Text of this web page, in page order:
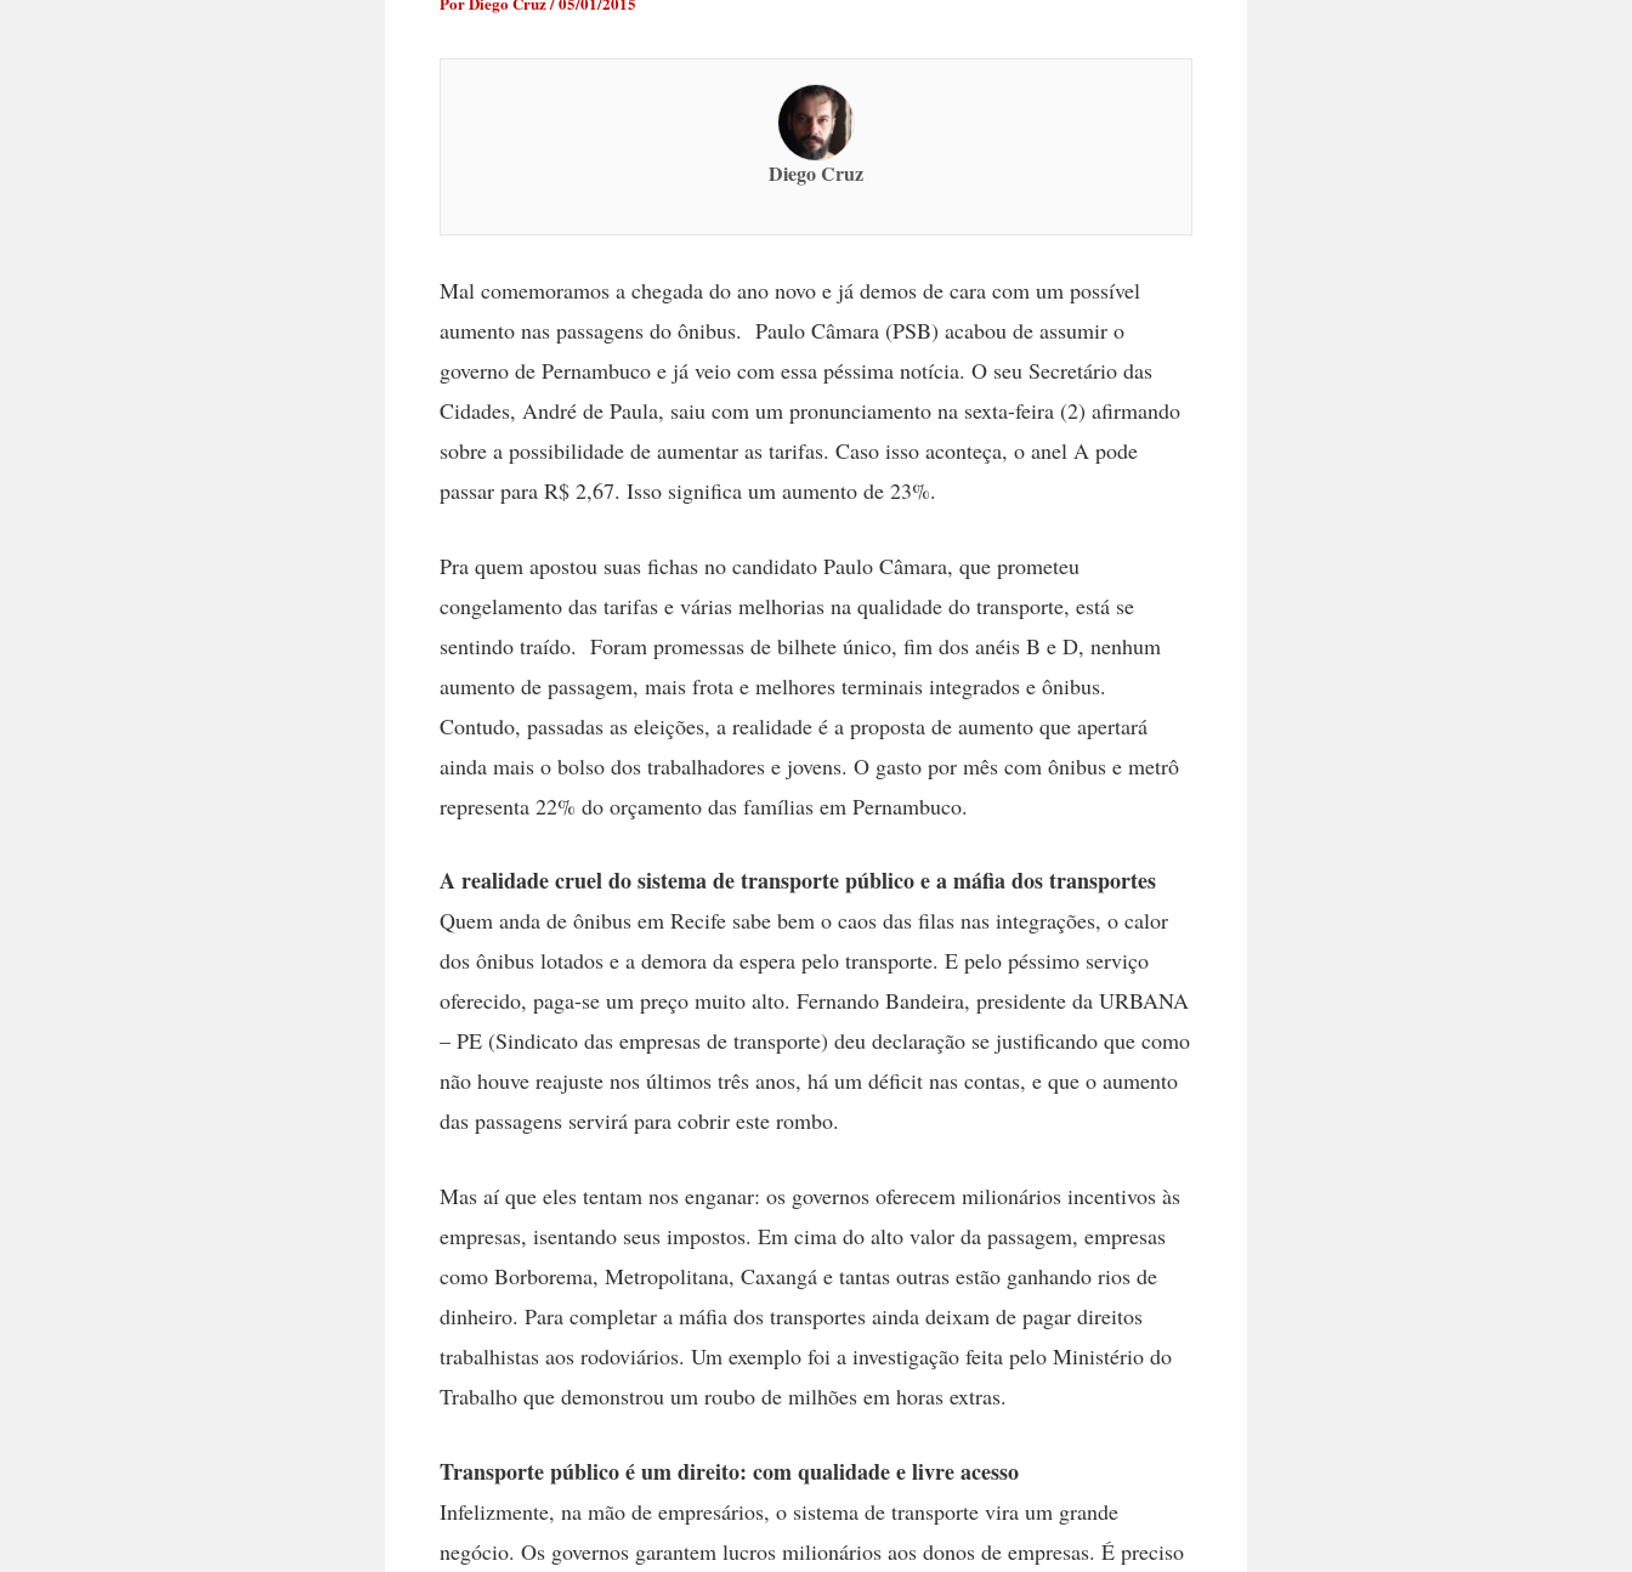
Diego Cruz
Mal comemoramos a chegada do ano novo e já demos de cara com um possível
aumento nas passagens do ônibus. Paulo Câmara (PSB) acabou de assumir o
governo de Pernambuco e já veio com essa péssima notícia. O seu Secretário das
Cidades, André de Paula, saiu com um pronunciamento na sexta-feira (2) afirmando
sobre a possibilidade de aumentar as tarifas. Caso isso aconteça, o anel A pode
passar para R$ 2,67. Isso significa um aumento de 23%.
Pra quem apostou suas fichas no candidato Paulo Câmara, que prometeu
congelamento das tarifas e várias melhorias na qualidade do transporte, está se
sentindo traído. Foram promessas de bilhete único, fim dos anéis B e D, nenhum
aumento de passagem, mais frota e melhores terminais integrados e ônibus.
Contudo, passadas as eleições, a realidade é a proposta de aumento que apertará
ainda mais o bolso dos trabalhadores e jovens. O gasto por mês com ônibus e metrô
representa 22% do orçamento das famílias em Pernambuco.
A realidade cruel do sistema de transporte público e a máfia dos transportes
Quem anda de ônibus em Recife sabe bem o caos das filas nas integrações, o calor
dos ônibus lotados e a demora da espera pelo transporte. E pelo péssimo serviço
oferecido, paga-se um preço muito alto. Fernando Bandeira, presidente da URBANA
– PE (Sindicato das empresas de transporte) deu declaração se justificando que como
não houve reajuste nos últimos três anos, há um déficit nas contas, e que o aumento
das passagens servirá para cobrir este rombo.
Mas aí que eles tentam nos enganar: os governos oferecem milionários incentivos às
empresas, isentando seus impostos. Em cima do alto valor da passagem, empresas
como Borborema, Metropolitana, Caxangá e tantas outras estão ganhando rios de
dinheiro. Para completar a máfia dos transportes ainda deixam de pagar direitos
trabalhistas aos rodoviários. Um exemplo foi a investigação feita pelo Ministério do
Trabalho que demonstrou um roubo de milhões em horas extras.
Transporte público é um direito: com qualidade e livre acesso
Infelizmente, na mão de empresários, o sistema de transporte vira um grande
negócio. Os governos garantem lucros milionários aos donos de empresas. É preciso